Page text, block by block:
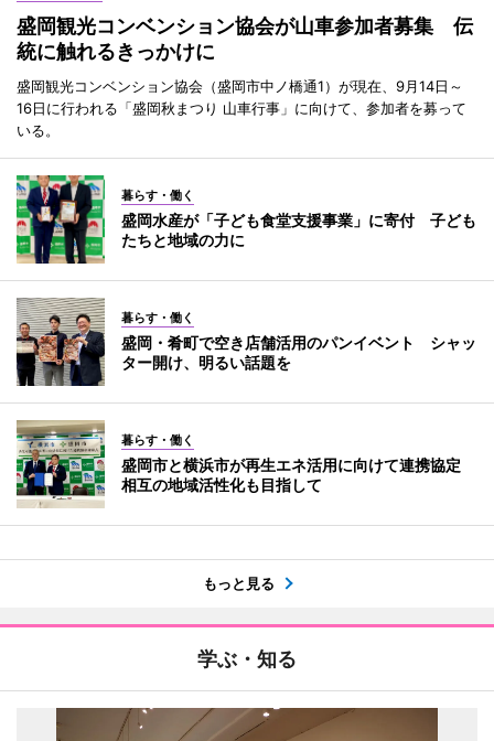
盛岡観光コンベンション協会が山車参加者募集 伝
統に触れるきっかけに
盛岡観光コンベンション協会（盛岡市中ノ橋通1）が現在、9月14日～
16日に行われる「盛岡秋まつり 山車行事」に向けて、参加者を募って
いる。
暮らす・働く
盛岡水産が「子ども食堂支援事業」に寄付 子ども
たちと地域の力に
暮らす・働く
盛岡・肴町で空き店舗活用のパンイベント シャッ
ター開け、明るい話題を
暮らす・働く
盛岡市と横浜市が再生エネ活用に向けて連携協定
相互の地域活性化も目指して
もっと見る
学ぶ・知る